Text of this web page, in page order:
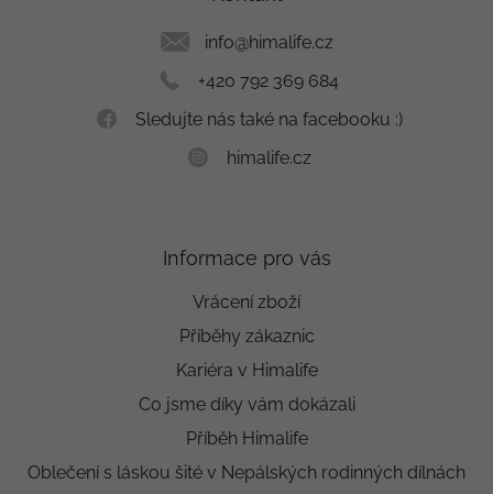
info@himalife.cz
+420 792 369 684
Sledujte nás také na facebooku :)
himalife.cz
Informace pro vás
Vrácení zboží
Příběhy zákaznic
Kariéra v Himalife
Co jsme díky vám dokázali
Příběh Himalife
Oblečení s láskou šité v Nepálských rodinných dílnách